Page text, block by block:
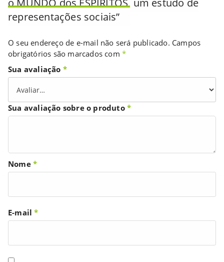
o MUNDO dos ESPÍRITOS, um estudo de
representações sociais”
O seu endereço de e-mail não será publicado. Campos
obrigatórios são marcados com *
Sua avaliação *
Sua avaliação sobre o produto *
Nome *
E-mail*